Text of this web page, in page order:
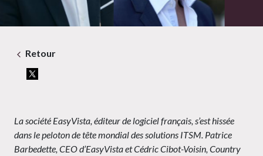
Retour
La société EasyVista, éditeur de logiciel français, s’est hissée
dans le peloton de tête mondial des solutions ITSM. Patrice
Barbedette, CEO d’EasyVista et Cédric Cibot-Voisin, Country